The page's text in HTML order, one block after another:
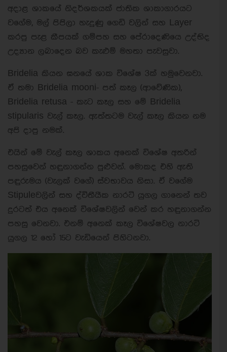
අදාළ ශාකයේ නිදර්ශකයක් ජාතික ශාකාගාරයට
වගේම, මල් පිපිලා හැදුණු ගෙඩි වලින් සහ Layer
කරපු පැළ කීපයක් ගම්පහ සහ පේරාදෙණියෙ උද්භිද
උද්‍යාන ලබාදෙන බව කැළුම් මහතා පැවසුවා.
Bridelia කියන ඝනයේ ශාක විශේෂ 3ක් හමුවෙනවා.
ඒ තමා Bridelia mooni- පත් කෑල (ආවේණික),
Bridelia retusa - කැට කෑල සහ මේ Bridelia
stipularis වැල් කෑල. ඇත්තටම වැල් කෑල කියන නම
අපි දාපු නමක්.
එයින් මේ වැල් කෑල ශාකය අනෙක් විශේෂ අතරින්
පහසුවෙන් හඳුනාගන්න පුළුවන්. මොකද එහි ඇති
පඳුරුමය (වැලක් වගේ) ස්වභාවය නිසා. ඒ වගේම
Stipuleවලින් සහ ද්විතීයීක නාරටි යුගල ගානෙන් තව
දුරටත් එය අනෙක් විශේෂවලින් වෙන් කර හඳුනාගන්න
පහසු වෙනවා. එනම් අනෙක් කෑල විශේෂවල නාරටි
යුගල 12 හෝ 15ට වැඩියෙන් පිහිටනවා.